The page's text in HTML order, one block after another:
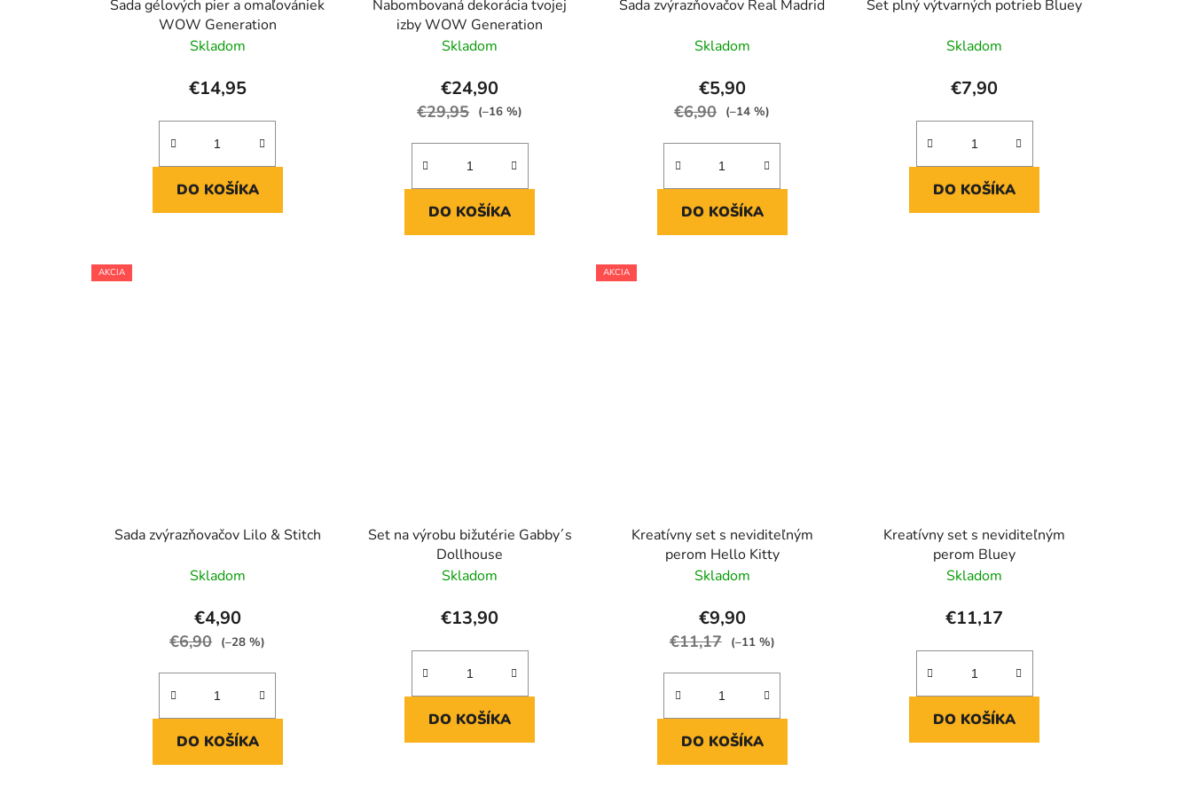
Sada gélových pier a omaľovániek
WOW Generation
Skladom
€14,95
DO KOŠÍKA
Nabombovaná dekorácia tvojej
izby WOW Generation
Skladom
€24,90
€29,95 (–16 %)
DO KOŠÍKA
Sada zvýrazňovačov Real Madrid
Skladom
€5,90
€6,90 (–14 %)
DO KOŠÍKA
Set plný výtvarných potrieb Bluey
Skladom
€7,90
DO KOŠÍKA
AKCIA
Sada zvýrazňovačov Lilo & Stitch
Skladom
€4,90
€6,90 (–28 %)
DO KOŠÍKA
Set na výrobu bižutérie Gabby´s
Dollhouse
Skladom
€13,90
DO KOŠÍKA
AKCIA
Kreatívny set s neviditeľným
perom Hello Kitty
Skladom
€9,90
€11,17 (–11 %)
DO KOŠÍKA
Kreatívny set s neviditeľným
perom Bluey
Skladom
€11,17
DO KOŠÍKA